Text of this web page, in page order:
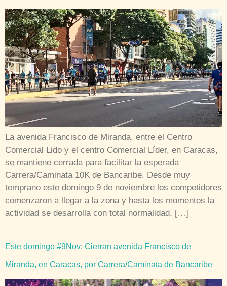
La avenida Francisco de Miranda, entre el Centro
Comercial Lido y el centro Comercial Líder, en Caracas,
se mantiene cerrada para facilitar la esperada
Carrera/Caminata 10K de Bancaribe. Desde muy
temprano este domingo 9 de noviembre los competidores
comenzaron a llegar a la zona y hasta los momentos la
actividad se desarrolla con total normalidad. […]
Este domingo #9Nov: Cierran avenida Francisco de
Miranda, en Caracas, por Carrera/Caminata de Bancaribe